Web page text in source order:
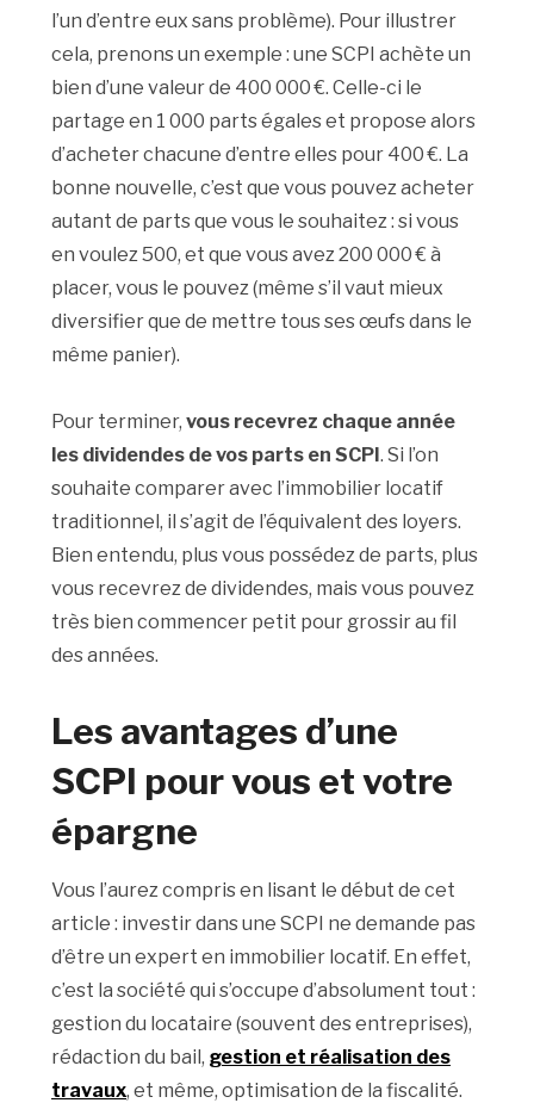
l’un d’entre eux sans problème). Pour illustrer
cela, prenons un exemple : une SCPI achète un
bien d’une valeur de 400 000 €. Celle-ci le
partage en 1 000 parts égales et propose alors
d’acheter chacune d’entre elles pour 400 €. La
bonne nouvelle, c’est que vous pouvez acheter
autant de parts que vous le souhaitez : si vous
en voulez 500, et que vous avez 200 000 € à
placer, vous le pouvez (même s’il vaut mieux
diversifier que de mettre tous ses œufs dans le
même panier).
Pour terminer,vous recevrez chaque année
les dividendes de vos parts en SCPI. Si l’on
souhaite comparer avec l’immobilier locatif
traditionnel, il s’agit de l’équivalent des loyers.
Bien entendu, plus vous possédez de parts, plus
vous recevrez de dividendes, mais vous pouvez
très bien commencer petit pour grossir au fil
des années.
Les avantages d’une
SCPI pour vous et votre
épargne
Vous l’aurez compris en lisant le début de cet
article : investir dans une SCPI ne demande pas
d’être un expert en immobilier locatif. En effet,
c’est la société qui s’occupe d’absolument tout :
gestion du locataire (souvent des entreprises),
rédaction du bail, gestion et réalisation des
travaux, et même, optimisation de la fiscalité.